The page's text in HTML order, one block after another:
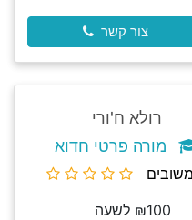
צור קשר
רולא ח'ורי
מורה פרטי חדוא
₪100 לשעה